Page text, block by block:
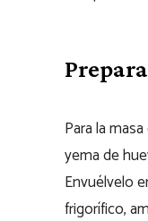
Para la
yema de
Envuélvelo
frigorífico,